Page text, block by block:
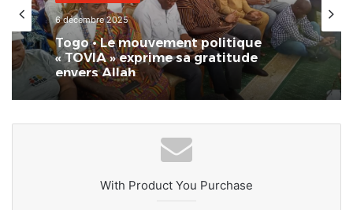
6 décembre 2025
Togo • Le mouvement politique
« TOVIA » exprime sa gratitude
envers Allah
With Product You Purchase